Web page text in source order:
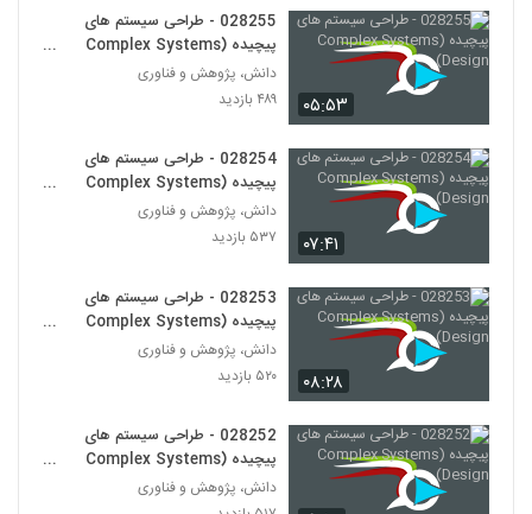
028273 - سیستم های سازگار پیچیده
۵۶۴ بازدید
263
028274 - سیستم های سازگار پیچیده
(Complex Adaptive Systems)
028275 - سیستم های سازگار پیچیده
(Complex Adaptive Systems)
۵۹۱ بازدید
028276 - سیستم های سازگار پیچیده
۵۸۲ بازدید
266
028277 - سیستم های سازگار پیچیده
(Complex Adaptive Systems)
۰۵:۵۳
028255 - طراحی سیستم های
پیچیده (Complex Systems
Design)
دانش، پژوهش و فناوری
۴۸۹ بازدید
۰۷:۴۱
028254 - طراحی سیستم های
پیچیده (Complex Systems
Design)
دانش، پژوهش و فناوری
۵۳۷ بازدید
۰۸:۲۸
028253 - طراحی سیستم های
پیچیده (Complex Systems
Design)
دانش، پژوهش و فناوری
۵۲۰ بازدید
028252 - طراحی سیستم های
پیچیده (Complex Systems
Design)
دانش، پژوهش و فناوری